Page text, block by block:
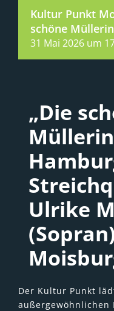
Kultur Punkt
schöne
31 Mai 2026 um
„Die
Ulrike
Der Kultur Punkt
außergewöhnlichen